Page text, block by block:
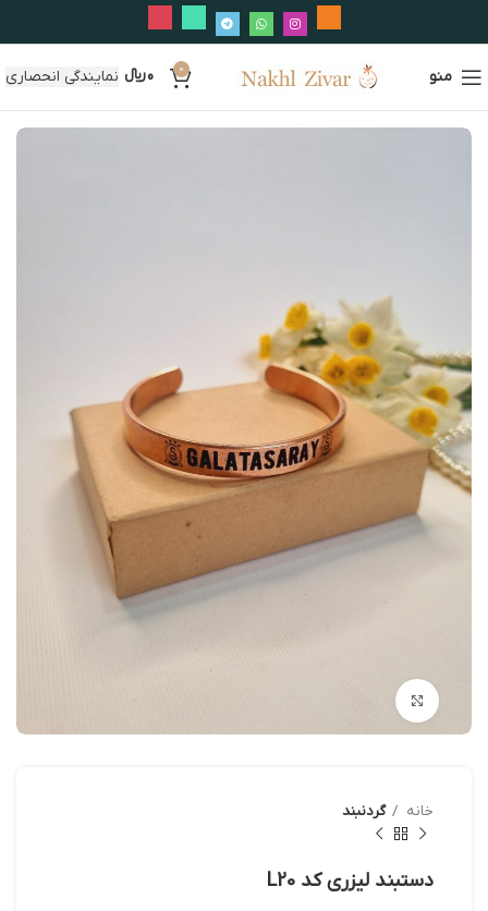
منو 0
0﷼ نمایندگی انحصاری
خانه گردنبند
دستبند لیزری کد L20